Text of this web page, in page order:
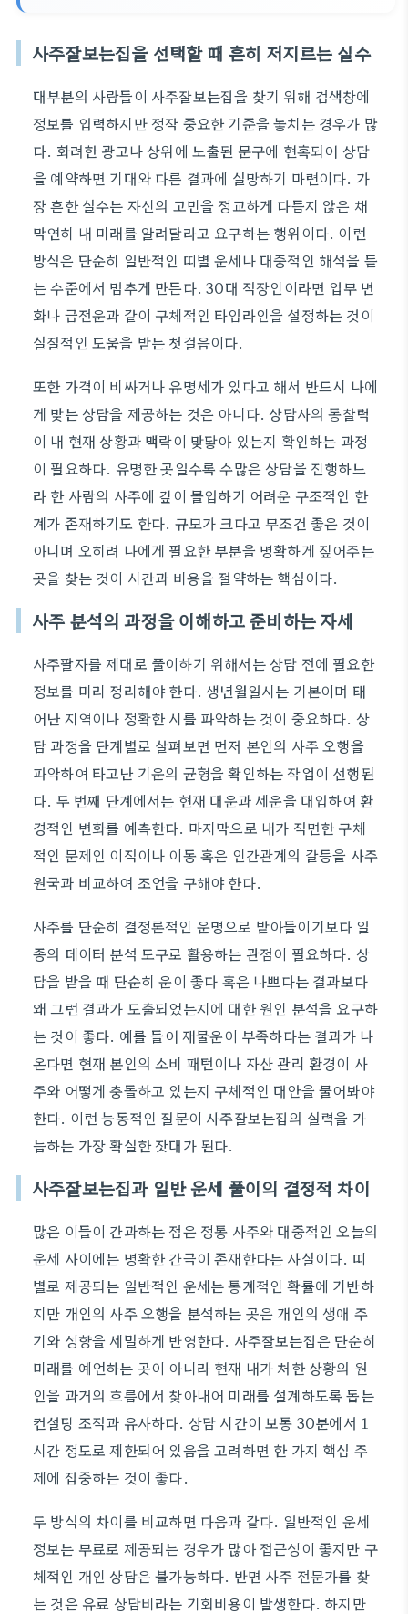
사주잘보는집을 선택할 때 흔히 저지르는 실수
대부분의 사람들이 사주잘보는집을 찾기 위해 검색창에
정보를 입력하지만 정작 중요한 기준을 놓치는 경우가 많
다. 화려한 광고나 상위에 노출된 문구에 현혹되어 상담
을 예약하면 기대와 다른 결과에 실망하기 마련이다. 가
장 흔한 실수는 자신의 고민을 정교하게 다듬지 않은 채
막연히 내 미래를 알려달라고 요구하는 행위이다. 이런
방식은 단순히 일반적인 띠별 운세나 대중적인 해석을 듣
는 수준에서 멈추게 만든다. 30대 직장인이라면 업무 변
화나 금전운과 같이 구체적인 타임라인을 설정하는 것이
실질적인 도움을 받는 첫걸음이다.
또한 가격이 비싸거나 유명세가 있다고 해서 반드시 나에
게 맞는 상담을 제공하는 것은 아니다. 상담사의 통찰력
이 내 현재 상황과 맥락이 맞닿아 있는지 확인하는 과정
이 필요하다. 유명한 곳일수록 수많은 상담을 진행하느
라 한 사람의 사주에 깊이 몰입하기 어려운 구조적인 한
계가 존재하기도 한다. 규모가 크다고 무조건 좋은 것이
아니며 오히려 나에게 필요한 부분을 명확하게 짚어주는
곳을 찾는 것이 시간과 비용을 절약하는 핵심이다.
사주 분석의 과정을 이해하고 준비하는 자세
사주팔자를 제대로 풀이하기 위해서는 상담 전에 필요한
정보를 미리 정리해야 한다. 생년월일시는 기본이며 태
어난 지역이나 정확한 시를 파악하는 것이 중요하다. 상
담 과정을 단계별로 살펴보면 먼저 본인의 사주 오행을
파악하여 타고난 기운의 균형을 확인하는 작업이 선행된
다. 두 번째 단계에서는 현재 대운과 세운을 대입하여 환
경적인 변화를 예측한다. 마지막으로 내가 직면한 구체
적인 문제인 이직이나 이동 혹은 인간관계의 갈등을 사주
원국과 비교하여 조언을 구해야 한다.
사주를 단순히 결정론적인 운명으로 받아들이기보다 일
종의 데이터 분석 도구로 활용하는 관점이 필요하다. 상
담을 받을 때 단순히 운이 좋다 혹은 나쁘다는 결과보다
왜 그런 결과가 도출되었는지에 대한 원인 분석을 요구하
는 것이 좋다. 예를 들어 재물운이 부족하다는 결과가 나
온다면 현재 본인의 소비 패턴이나 자산 관리 환경이 사
주와 어떻게 충돌하고 있는지 구체적인 대안을 물어봐야
한다. 이런 능동적인 질문이 사주잘보는집의 실력을 가
늠하는 가장 확실한 잣대가 된다.
사주잘보는집과 일반 운세 풀이의 결정적 차이
많은 이들이 간과하는 점은 정통 사주와 대중적인 오늘의
운세 사이에는 명확한 간극이 존재한다는 사실이다. 띠
별로 제공되는 일반적인 운세는 통계적인 확률에 기반하
지만 개인의 사주 오행을 분석하는 곳은 개인의 생애 주
기와 성향을 세밀하게 반영한다. 사주잘보는집은 단순히
미래를 예언하는 곳이 아니라 현재 내가 처한 상황의 원
인을 과거의 흐름에서 찾아내어 미래를 설계하도록 돕는
컨설팅 조직과 유사하다. 상담 시간이 보통 30분에서 1
시간 정도로 제한되어 있음을 고려하면 한 가지 핵심 주
제에 집중하는 것이 좋다.
두 방식의 차이를 비교하면 다음과 같다. 일반적인 운세
정보는 무료로 제공되는 경우가 많아 접근성이 좋지만 구
체적인 개인 상담은 불가능하다. 반면 사주 전문가를 찾
는 것은 유료 상담비라는 기회비용이 발생한다. 하지만